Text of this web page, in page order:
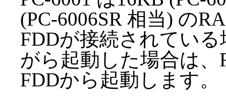
(PC-6006SR 相当) の
FDDが接続されている
がら起動した場合は
FDDから起動します。